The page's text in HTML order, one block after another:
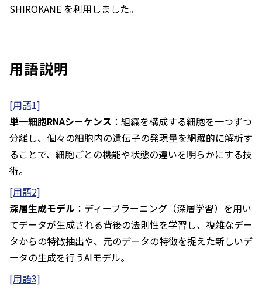
SHIROKANE を利用しました。
用語説明
[用語1]
単一細胞RNAシーケンス ：組織を構成する細胞を一つずつ
分離し、個々の細胞内の遺伝子の発現量を網羅的に解析す
ることで、細胞ごとの機能や状態の違いを明らかにする技
術。
[用語2]
深層生成モデル ：ディープラーニング（深層学習）を用い
てデータが生成される背後の法則性を学習し、複雑なデー
タからの特徴抽出や、元のデータの特徴を捉えた新しいデ
ータの生成を行うAIモデル。
[用語3]